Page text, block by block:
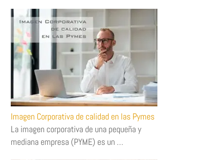
Imagen Corporativa de calidad en las Pymes
La imagen corporativa de una pequeña y
mediana empresa (PYME) es un …